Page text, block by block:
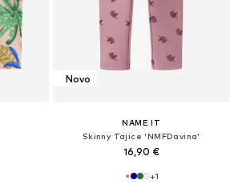
Novo
NAME IT
Skinny Tajice 'NMFDavina'
16,90 €
+1